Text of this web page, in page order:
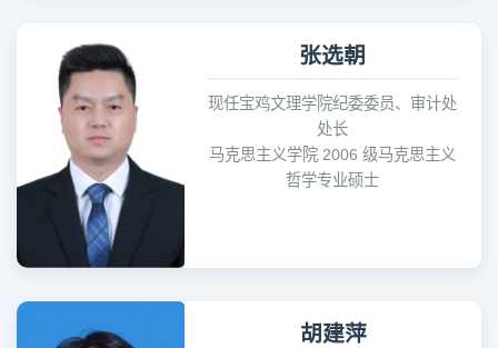
张选朝
现任宝鸡文理学院纪委委员、审计处
处长
马克思主义学院 2006 级马克思主义
哲学专业硕士
胡建萍